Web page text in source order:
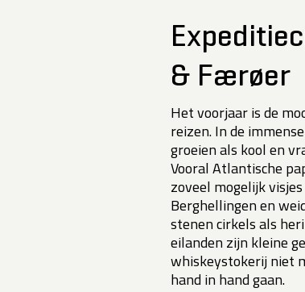
& Færøer
Het voorjaar is de
reizen. In de
groeien als kool en
Vooral Atlantische
zoveel mogelijk
Berghellingen en
stenen cirkels als
eilanden zijn kleine
whiskeystokerij niet
hand in hand gaan.